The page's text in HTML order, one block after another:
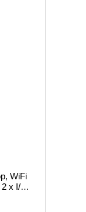
WiFi
x I/O,